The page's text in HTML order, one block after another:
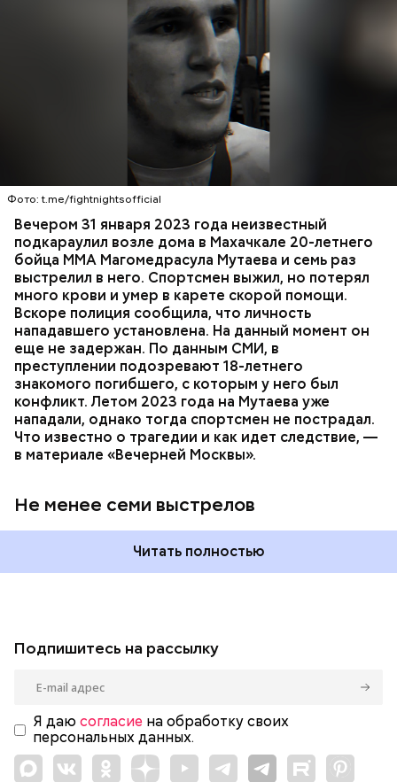
Фото: t.me/fightnightsofficial
Вечером 31 января 2023 года неизвестный
подкараулил возле дома в Махачкале 20-летнего
бойца ММА Магомедрасула Мутаева и семь раз
выстрелил в него. Спортсмен выжил, но потерял
много крови и умер в карете скорой помощи.
Вскоре полиция сообщила, что личность
нападавшего установлена. На данный момент он
еще не задержан. По данным СМИ, в
преступлении подозревают 18-летнего
знакомого погибшего, с которым у него был
конфликт. Летом 2023 года на Мутаева уже
нападали, однако тогда спортсмен не пострадал.
Что известно о трагедии и как идет следствие, —
в материале «Вечерней Москвы».
Не менее семи выстрелов
Вечером 31 января Мутаев возвращался домой с
тренировки. Во дворе жилого дома на улице
Гапцахской в Махачкале на бойца напал
неизвестный. Он выскочил из подъезда, выстрелил
Очевидцы трагедии вызвали полицию и скорую
помощь, однако врачи оказались бессильны —
пострадавший умер по пути в больницу.
Читать полностью
СПОРТ СЛЕДСТВЕННЫЙ КОМИТЕТ
ММА
РЕСПУБЛИКА ДАГЕСТАН
СМЕРТЬ
Подпишитесь на рассылку
Я даю согласие на обработку своих
персональных данных.